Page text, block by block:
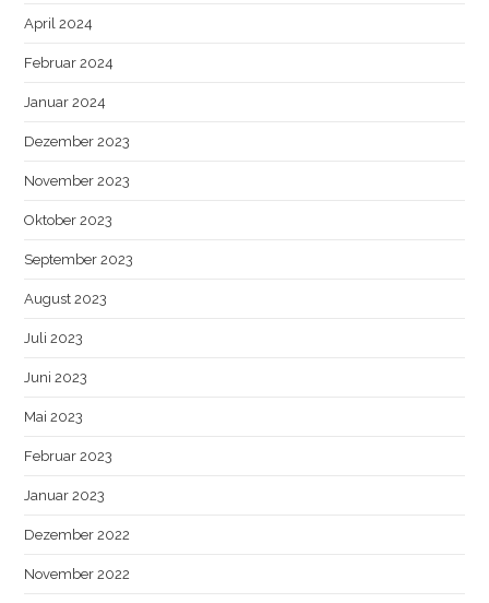
April 2024
Februar 2024
Januar 2024
Dezember 2023
November 2023
Oktober 2023
September 2023
August 2023
Juli 2023
Juni 2023
Mai 2023
Februar 2023
Januar 2023
Dezember 2022
November 2022